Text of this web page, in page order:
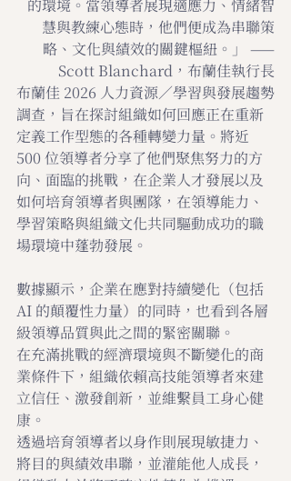
的環境。當領導者展現適應力、情緒智
慧與教練心態時，他們便成為串聯策
略、文化與績效的關鍵樞紐。」 ——
Scott Blanchard，布蘭佳執行長
布蘭佳 2026 人力資源／學習與發展趨勢
調查，旨在探討組織如何回應正在重新
定義工作型態的各種轉變力量。將近
500 位領導者分享了他們聚焦努力的方
向、面臨的挑戰，在企業人才發展以及
如何培育領導者與團隊，在領導能力、
學習策略與組織文化共同驅動成功的職
場環境中蓬勃發展。
數據顯示，企業在應對持續變化（包括
AI 的顛覆性力量）的同時，也看到各層
級領導品質與此之間的緊密關聯。
在充滿挑戰的經濟環境與不斷變化的商
業條件下，組織依賴高技能領導者來建
立信任、激發創新，並維繫員工身心健
康。
透過培育領導者以身作則展現敏捷力、
將目的與績效串聯，並灌能他人成長，